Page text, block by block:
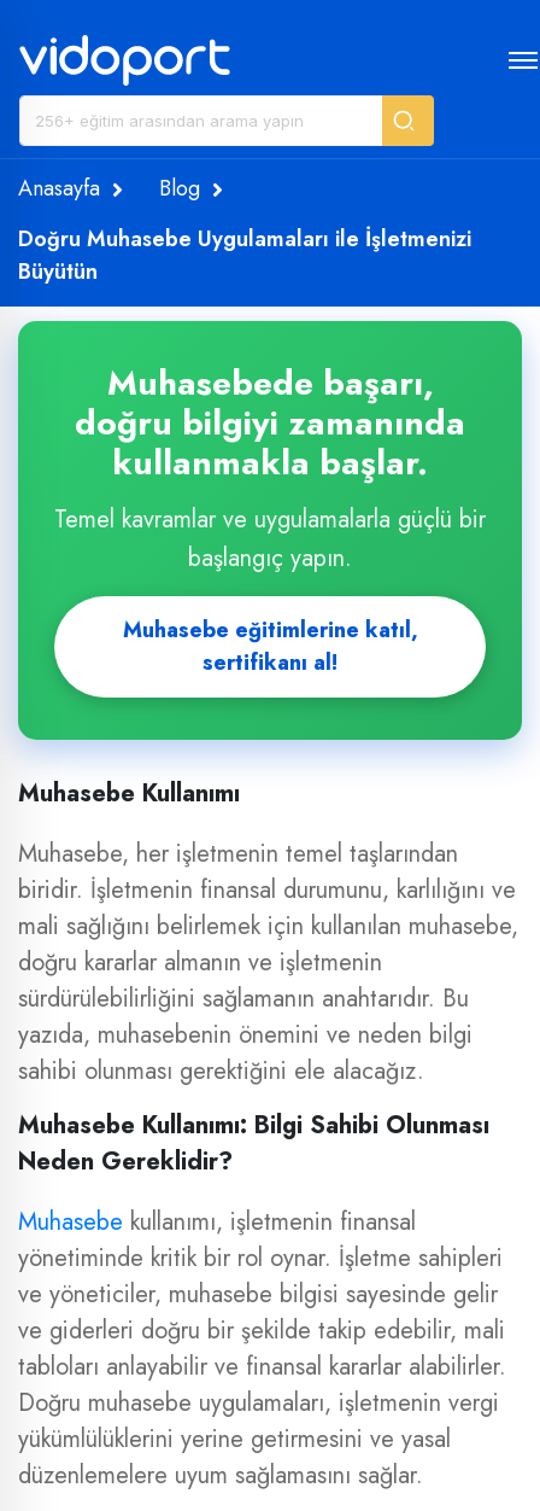
Anasayfa
Blog
Doğru Muhasebe Uygulamaları ile İşletmenizi
Büyütün
Muhasebede başarı,
doğru bilgiyi zamanında
kullanmakla başlar.
Temel kavramlar ve uygulamalarla güçlü bir
başlangıç yapın.
Muhasebe eğitimlerine katıl,
sertifikanı al!
Muhasebe Kullanımı
Muhasebe, her işletmenin temel taşlarından
biridir. İşletmenin finansal durumunu, karlılığını ve
mali sağlığını belirlemek için kullanılan muhasebe,
doğru kararlar almanın ve işletmenin
sürdürülebilirliğini sağlamanın anahtarıdır. Bu
yazıda, muhasebenin önemini ve neden bilgi
sahibi olunması gerektiğini ele alacağız.
Muhasebe Kullanımı: Bilgi Sahibi Olunması
Neden Gereklidir?
Muhasebe kullanımı, işletmenin finansal
yönetiminde kritik bir rol oynar. İşletme sahipleri
ve yöneticiler, muhasebe bilgisi sayesinde gelir
ve giderleri doğru bir şekilde takip edebilir, mali
tabloları anlayabilir ve finansal kararlar alabilirler.
Doğru muhasebe uygulamaları, işletmenin vergi
yükümlülüklerini yerine getirmesini ve yasal
düzenlemelere uyum sağlamasını sağlar.